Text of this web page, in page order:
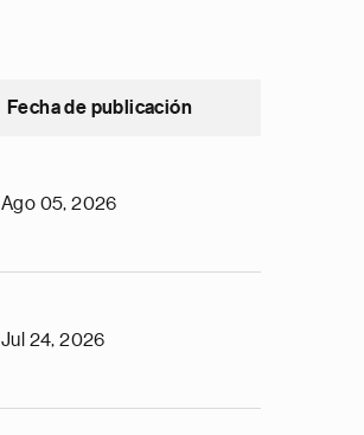
Fecha de publicación
Ago 05, 2026
Jul 24, 2026